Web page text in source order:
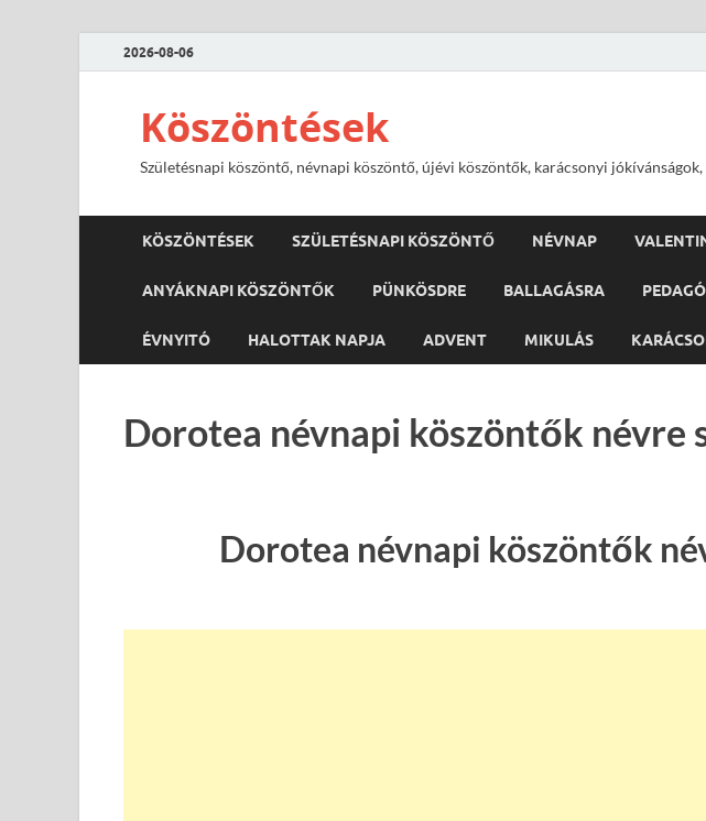
2026-08-06
Köszöntések
Születésnapi köszöntő, névnapi köszöntő, újévi köszöntők, karácsonyi
KÖSZÖNTÉSEK SZÜLETÉSNAPI KÖSZÖNTŐ NÉVNAP
ANYÁKNAPI KÖSZÖNTŐK PÜNKÖSDRE BALLAGÁSRA
ÉVNYITÓ HALOTTAK NAPJA ADVENT MIKULÁS
Dorotea névnapi köszöntők névre
Dorotea névnapi köszöntők